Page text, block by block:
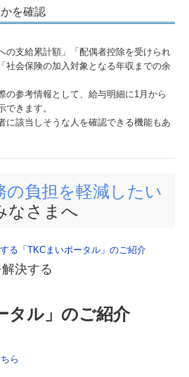
を確認
の支給累計額」「配偶者控除を受けられ
社会保険の加入対象となる年収までの余
の参考情報として、給与明細に1月から
できます。
に該当しそうな人を確認できる機能もあ
の負担を軽減したい
なさまへ
解決する
タル」のご紹介
ら